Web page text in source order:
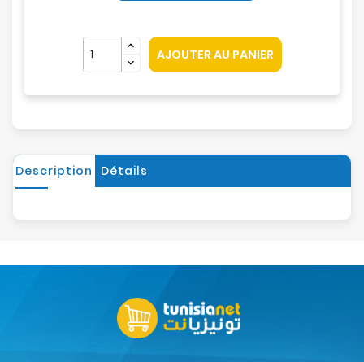
AJOUTER AU PANIER
Description Détails